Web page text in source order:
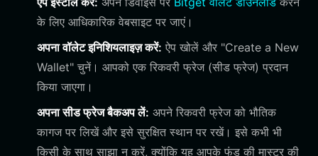
के लिए आधिकारिक वेबसाइट पर जाएं।
अपना वॉलेट इनिशियलाइज़ करें: ऐप खोलें और "Create a New
Wallet" चुनें। आपको एक रिकवरी फ्रेज (सीड फ्रेज) प्रदान
किया जाएगा।
अपना सीड फ्रेज बैकअप लें: अपने रिकवरी फ्रेज को भौतिक
कागज पर लिखें और इसे सुरक्षित स्थान पर रखें। इसे कभी भी
किसी के साथ साझा न करें, क्योंकि यह आपके फंड की मास्टर की